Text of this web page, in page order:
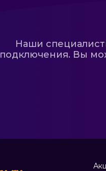
Наши
подключения. Вы